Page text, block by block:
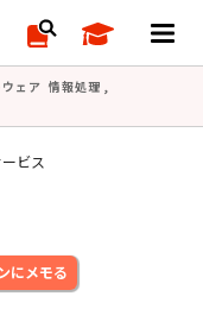
ウェア 情報処理 ,
ビス
にメモる